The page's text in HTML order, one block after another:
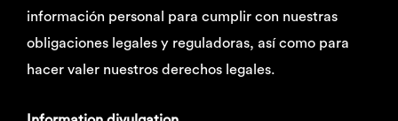
información personal para cumplir con nuestras
obligaciones legales y reguladoras, así como para
hacer valer nuestros derechos legales.